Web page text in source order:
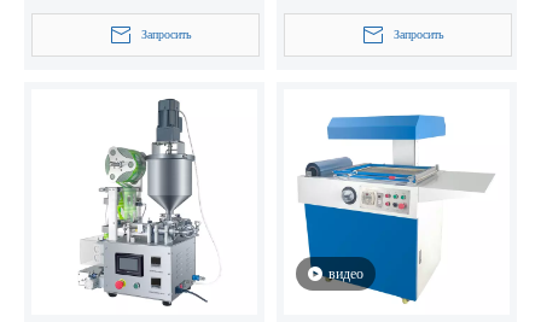
сменной формой
Запросить
вертикальных пакетов —
стационарная конструкция с
идеально подходит для
дома и коммерческого
использования.
Запросить
видео